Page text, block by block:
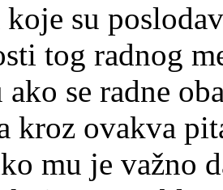
koje su
tog radnog
se radne
kroz ovakva
mu je važno